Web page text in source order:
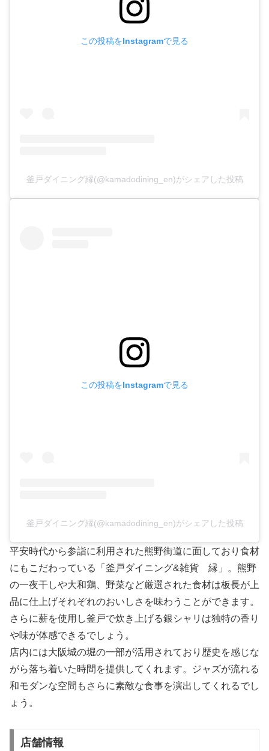
この投稿をInstagramで見る
釜戸ダイニング縁(@kamadodining_en)がシェアした投稿
この投稿をInstagramで見る
釜戸ダイニング縁(@kamadodining_en)がシェアした投稿
平安時代から参詣に利用された熊野街道に面しており食材
にもこだわっている「釜戸ダイニング&雑貨 縁」。熊野
の一夜干しや大和鶏、野菜など厳選された食材は板長が上
品に仕上げそれぞれのおいしさを味わうことができます。
さらに薪を使用し釜戸で炊き上げる銀シャリは独特の香り
や味が体感できるでしょう。
店内には大阪城の堀の一部が活用されており歴史を感じな
がら落ち着いた時間を提供してくれます。ジャズが流れる
和モダンな空間もさらに素敵な食事を演出してくれるでし
ょう。
店舗情報